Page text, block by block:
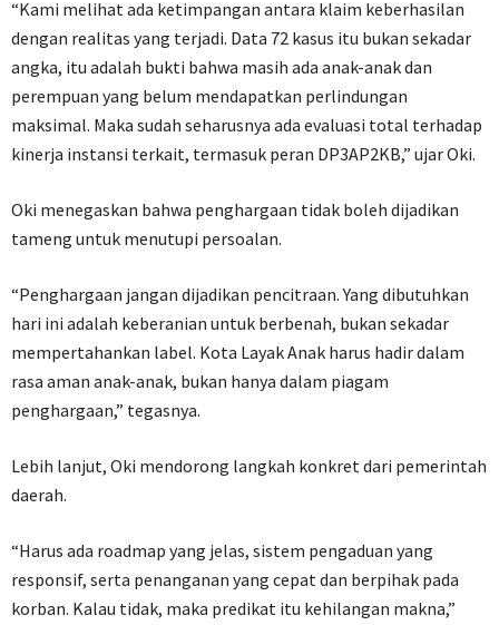
“Kami melihat ada ketimpangan antara klaim keberhasilan
dengan realitas yang terjadi. Data 72 kasus itu bukan sekadar
angka, itu adalah bukti bahwa masih ada anak-anak dan
perempuan yang belum mendapatkan perlindungan
maksimal. Maka sudah seharusnya ada evaluasi total terhadap
kinerja instansi terkait, termasuk peran DP3AP2KB,” ujar Oki.
Oki menegaskan bahwa penghargaan tidak boleh dijadikan
tameng untuk menutupi persoalan.
“Penghargaan jangan dijadikan pencitraan. Yang dibutuhkan
hari ini adalah keberanian untuk berbenah, bukan sekadar
mempertahankan label. Kota Layak Anak harus hadir dalam
rasa aman anak-anak, bukan hanya dalam piagam
penghargaan,” tegasnya.
Lebih lanjut, Oki mendorong langkah konkret dari pemerintah
daerah.
“Harus ada roadmap yang jelas, sistem pengaduan yang
responsif, serta penanganan yang cepat dan berpihak pada
korban. Kalau tidak, maka predikat itu kehilangan makna,”